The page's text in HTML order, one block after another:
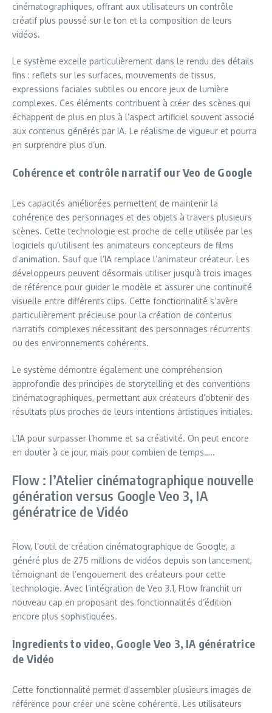
cinématographiques, offrant aux utilisateurs un contrôle
créatif plus poussé sur le ton et la composition de leurs
vidéos.
Le système excelle particulièrement dans le rendu des détails
fins : reflets sur les surfaces, mouvements de tissus,
expressions faciales subtiles ou encore jeux de lumière
complexes. Ces éléments contribuent à créer des scènes qui
échappent de plus en plus à l’aspect artificiel souvent associé
aux contenus générés par IA. Le réalisme de vigueur et pourra
en surprendre plus d’un.
Cohérence et contrôle narratif our Veo de Google
Les capacités améliorées permettent de maintenir la
cohérence des personnages et des objets à travers plusieurs
scènes. Cette technologie est proche de celle utilisée par les
logiciels qu’utilisent les animateurs concepteurs de films
d’animation. Sauf que l’IA remplace l’animateur créateur. Les
développeurs peuvent désormais utiliser jusqu’à trois images
de référence pour guider le modèle et assurer une continuité
visuelle entre différents clips. Cette fonctionnalité s’avère
particulièrement précieuse pour la création de contenus
narratifs complexes nécessitant des personnages récurrents
ou des environnements cohérents.
Le système démontre également une compréhension
approfondie des principes de storytelling et des conventions
cinématographiques, permettant aux créateurs d’obtenir des
résultats plus proches de leurs intentions artistiques initiales.
L’IA pour surpasser l’homme et sa créativité. On peut encore
en douter à ce jour, mais pour combien de temps…..
Flow : l’Atelier cinématographique nouvelle
génération versus Google Veo 3, IA
génératrice de Vidéo
Flow, l’outil de création cinématographique de Google, a
généré plus de 275 millions de vidéos depuis son lancement,
témoignant de l’engouement des créateurs pour cette
technologie. Avec l’intégration de Veo 3.1, Flow franchit un
nouveau cap en proposant des fonctionnalités d’édition
encore plus sophistiquées.
Ingredients to video, Google Veo 3, IA génératrice
de Vidéo
Cette fonctionnalité permet d’assembler plusieurs images de
référence pour créer une scène cohérente. Les utilisateurs